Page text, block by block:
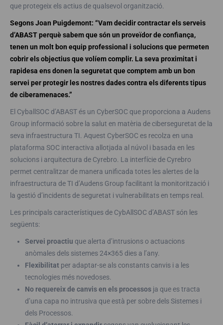
que protegeix els actius de qualsevol organització.
Segons Joan Puigdemont: “Vam decidir contractar els serveis
d’ABAST perquè sabem que són un proveïdor de confiança,
tenen un molt bon equip professional i solucions que permeten
cobrir els objectius que volíem complir. La seva proximitat i
rapidesa ens donen la seguretat que comptem amb un bon
servei per protegir les nostres dades contra els diferents tipus
de ciberamenaces.”
El CyballSOC d’ABAST és un CyberSOC que proporciona a Audens
Group informació sobre la salut en matèria de ciberseguretat de la
seva infraestructura TI. Aquest CyberSOC es recolza en una
plataforma SOC interactiva allotjada al núvol i basada en les
solucions i arquitectura de Cyrebro. La interfície de Cyrebro
permet centralitzar de manera unificada totes les alertes de la
infraestructura de TI d’Audens Group facilitant la monitorització i
la gestió d’incidents de seguretat i vulnerabilitats en temps real.
Les principals característiques de CybAllSOC d’ABAST són les
següents:
Servei proactiu que alerta d’intrusions o actuacions
anòmales dels sistemes 24×365 dies a l’any.
Flexibilitat per adaptar-se als constants canvis i a les
tecnologies més novedoses.
No requereix de canvis en els processos ja que es tracta
d’una capa no intrusiva que està per sobre dels Sistemes i
dels Processos.